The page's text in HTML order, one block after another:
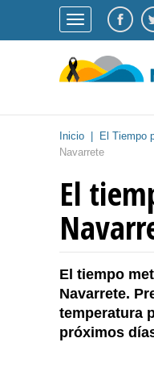
Inicio El Tiempo
Navarrete
El
El tiempo
Navarrete.
temperatura
próximos